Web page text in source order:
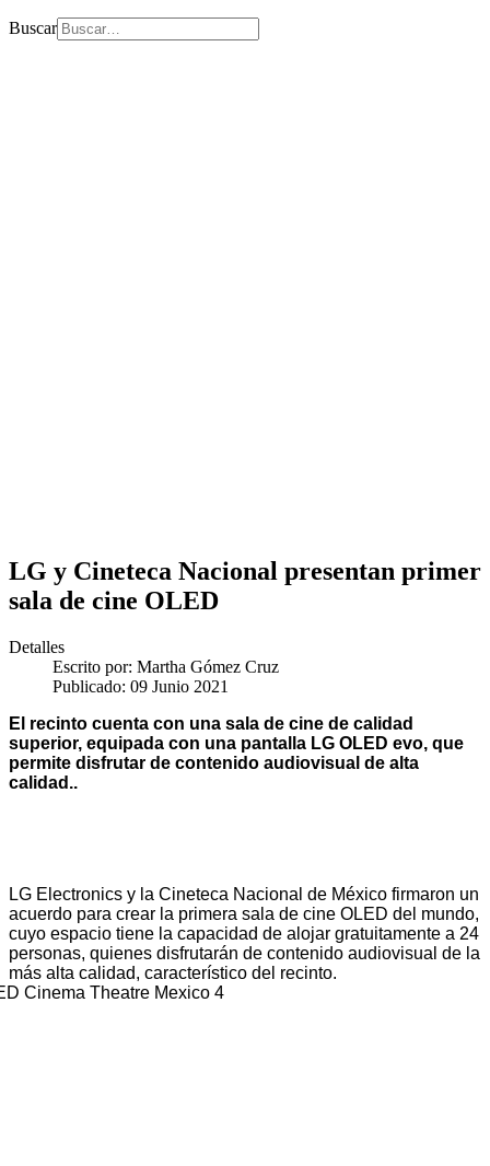
Buscar
LG y Cineteca Nacional presentan primer
sala de cine OLED
Detalles
Escrito por: Martha Gómez Cruz
Publicado: 09 Junio 2021
El recinto cuenta con una sala de cine de calidad
superior, equipada con una pantalla LG OLED evo, que
permite disfrutar de contenido audiovisual de alta
calidad..
LG Electronics y la Cineteca Nacional de México firmaron un
acuerdo para crear la primera sala de cine OLED del mundo,
cuyo espacio tiene la capacidad de alojar gratuitamente a 24
personas, quienes disfrutarán de contenido audiovisual de la
más alta calidad, característico del recinto.